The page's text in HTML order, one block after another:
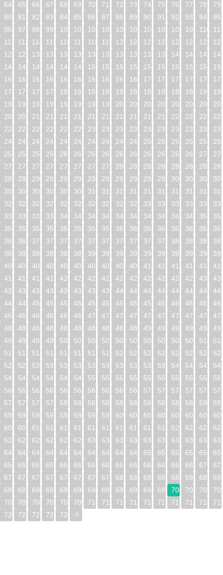
64
65 66 67 68 69 70 71 72 73 74 75 76 77 78
79
80
81 82 83 84 85 86 87 88 89 90 91 92 93 94
95
96
97 98 99 100 101 102 103 104 105 106 107 108 109 110
112
113 114 115 116 117 118 119 120 121 122 123 124 125 126
128
129 130 131 132 133 134 135 136 137 138 139 140 141 142
144
145 146 147 148 149 150 151 152 153 154 155 156 157 158
160
161 162 163 164 165 166 167 168 169 170 171 172 173 174
176
177 178 179 180 181 182 183 184 185 186 187 188 189 190
192
193 194 195 196 197 198 199 200 201 202 203 204 205 206
208
209 210 211 212 213 214 215 216 217 218 219 220 221 222
224
225 226 227 228 229 230 231 232 233 234 235 236 237 238
240
241 242 243 244 245 246 247 248 249 250 251 252 253 254
256
257 258 259 260 261 262 263 264 265 266 267 268 269 270
272
273 274 275 276 277 278 279 280 281 282 283 284 285 286
288
289 290 291 292 293 294 295 296 297 298 299 300 301 302
304
305 306 307 308 309 310 311 312 313 314 315 316 317 318
320
321 322 323 324 325 326 327 328 329 330 331 332 333 334
336
337 338 339 340 341 342 343 344 345 346 347 348 349 350
352
353 354 355 356 357 358 359 360 361 362 363 364 365 366
368
369 370 371 372 373 374 375 376 377 378 379 380 381 382
384
385 386 387 388 389 390 391 392 393 394 395 396 397 398
400
401 402 403 404 405 406 407 408 409 410 411 412 413 414
416
417 418 419 420 421 422 423 424 425 426 427 428 429 430
432
433 434 435 436 437 438 439 440 441 442 443 444 445 446
448
449 450 451 452 453 454 455 456 457 458 459 460 461 462
464
465 466 467 468 469 470 471 472 473 474 475 476 477 478
480
481 482 483 484 485 486 487 488 489 490 491 492 493 494
496
497 498 499 500 501 502 503 504 505 506 507 508 509 510
512
513 514 515 516 517 518 519 520 521 522 523 524 525 526
528
529 530 531 532 533 534 535 536 537 538 539 540 541 542
544
545 546 547 548 549 550 551 552 553 554 555 556 557 558
560
561 562 563 564 565 566 567 568 569 570 571 572 573 574
576
577 578 579 580 581 582 583 584 585 586 587 588 589 590
592
593 594 595 596 597 598 599 600 601 602 603 604 605 606
608
609 610 611 612 613 614 615 616 617 618 619 620 621 622
624
625 626 627 628 629 630 631 632 633 634 635 636 637 638
640
641 642 643 644 645 646 647 648 649 650 651 652 653 654
656
657 658 659 660 661 662 663 664 665 666 667 668 669 670
672
673 674 675 676 677 678 679 680 681 682 683 684 685 686
688
689 690 691 692 693 694 695 696 697 698 699 700 701 702
704
705 706 707 708 709 710 711 712 713 714 715 716 717 718
720
721 722 723 724